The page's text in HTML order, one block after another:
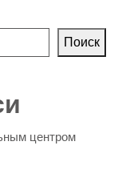
Поиск
центром